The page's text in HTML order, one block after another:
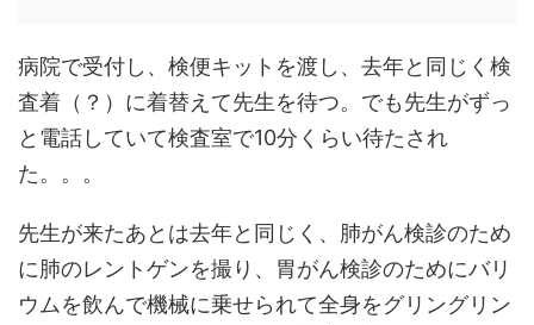
病院で受付し、検便キットを渡し、去年と同じく検
査着（？）に着替えて先生を待つ。でも先生がずっ
と電話していて検査室で10分くらい待たされ
た。。。
先生が来たあとは去年と同じく、肺がん検診のため
に肺のレントゲンを撮り、胃がん検診のためにバリ
ウムを飲んで機械に乗せられて全身をグリングリン